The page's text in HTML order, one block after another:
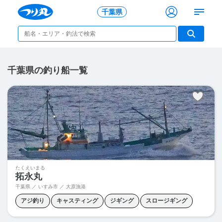
千葉県
千葉県の釣り船一覧
たくえいまる
拓永丸
千葉県 ／ いすみ市 ／ 大原漁港
アジ釣り キャスティング ジギング スロージギング
タイカブラ テンヤマダイ ヒラメ釣り ボートシーバス